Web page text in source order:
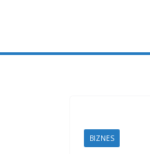
BIZNES